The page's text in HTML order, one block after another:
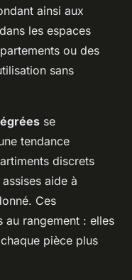
ainsi aux
les espaces
ou des
sans
se
tendance
discrets
aide à
Ces
au rangement : elles
pièce plus